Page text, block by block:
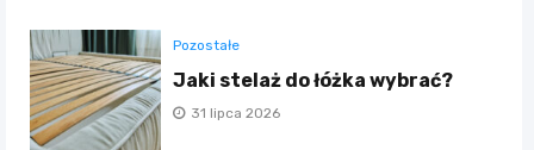
Pozostałe
Jaki stelaż do łóżka wybrać?
31 lipca 2026